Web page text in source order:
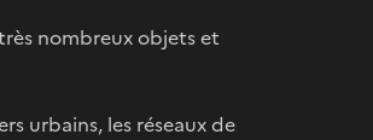
nombreux objets et
urbains, les réseaux de